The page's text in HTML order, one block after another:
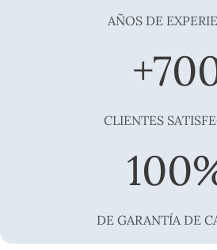
AÑOS DE
+
CLIENTES
100
DE GARANTÍA DE